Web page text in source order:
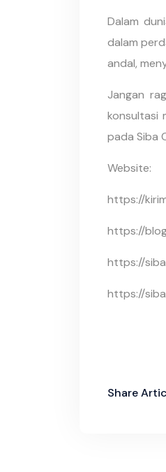
Dalam
dalam
andal,
Jangan
konsultasi
pada Siba
Website:
https://
https://
https://
https://
Share